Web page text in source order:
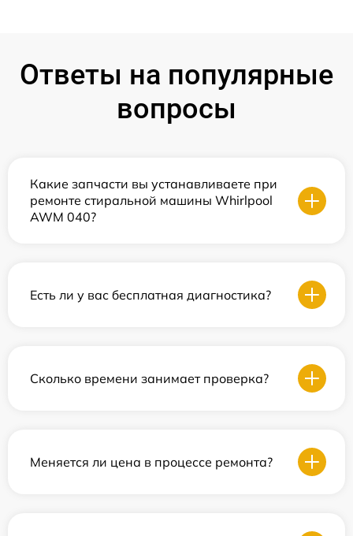
Ответы на популярные
вопросы
Какие запчасти вы устанавливаете при
ремонте стиральной машины Whirlpool
AWM 040?
Есть ли у вас бесплатная диагностика?
Сколько времени занимает проверка?
Меняется ли цена в процессе ремонта?